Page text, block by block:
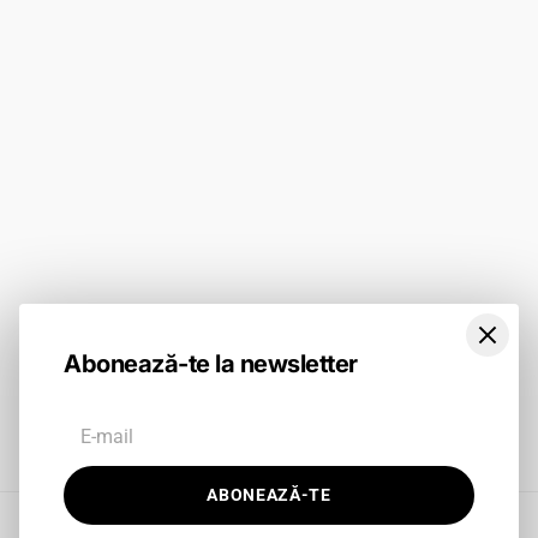
Abonează-te la newsletter
ABONEAZĂ-TE
Facebook
Instagram
TikTok